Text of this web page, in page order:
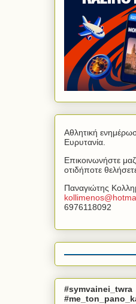
Αθλητική
Ευρυτανία.
Επικοινωνήστε
οτιδήποτε
Παναγιώτης
kollimenos@
6976118092
#symvainei_twra